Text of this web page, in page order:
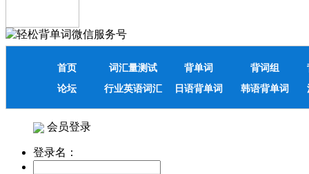
首页 词汇量测试 背单词 背词组
论坛
行业英语词汇 日语背单词 韩语背单词
会员登录
登录名：